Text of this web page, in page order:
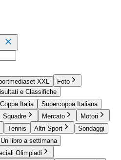
XXL
Foto
e Classifiche
Coppa Italia
Supercoppa Italiana
Squadre Mercato
Motori
Tennis Altri Sport
Sondaggi
Un libro a settimana
Olimpiadi